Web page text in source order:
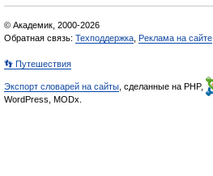
© Академик, 2000-2026
Обратная связь: Техподдержка Реклама на сайте
👣 Путешествия
Экспорт словарей на сайты , сделанные на PHP,
WordPress, MODx.